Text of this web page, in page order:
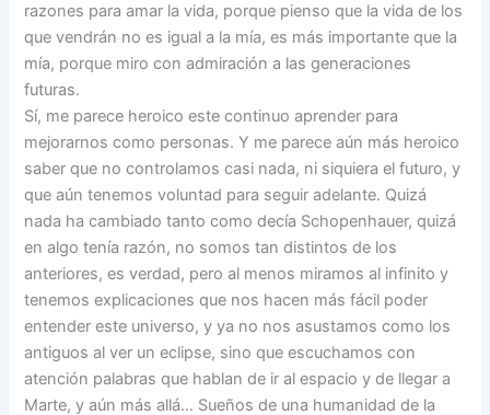
razones para amar la vida, porque pienso que la vida de los
que vendrán no es igual a la mía, es más importante que la
mía, porque miro con admiración a las generaciones
futuras.
Sí, me parece heroico este continuo aprender para
mejorarnos como personas. Y me parece aún más heroico
saber que no controlamos casi nada, ni siquiera el futuro, y
que aún tenemos voluntad para seguir adelante. Quizá
nada ha cambiado tanto como decía Schopenhauer, quizá
en algo tenía razón, no somos tan distintos de los
anteriores, es verdad, pero al menos miramos al infinito y
tenemos explicaciones que nos hacen más fácil poder
entender este universo, y ya no nos asustamos como los
antiguos al ver un eclipse, sino que escuchamos con
atención palabras que hablan de ir al espacio y de llegar a
Marte, y aún más allá… Sueños de una humanidad de la